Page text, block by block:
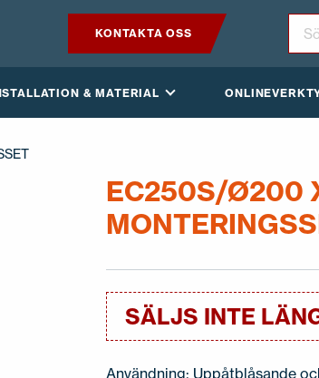
KONTAKTA OSS
& MATERIAL
INSTALLATION & MATERIAL
ONLINEVERKTYG
AKTUELLT
EC250S/Ø200
SÄLJS INTE
Användning: Uppåtblåsande